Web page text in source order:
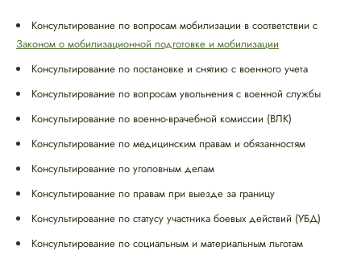
Консультирование по вопросам мобилизации в соответствии с
Законом о мобилизационной подготовке и мобилизации
Консультирование по постановке и снятию с военного учета
Консультирование по вопросам увольнения с военной службы
Консультирование по военно-врачебной комиссии (ВЛК)
Консультирование по медицинским правам и обязанностям
Консультирование по уголовным делам
Консультирование по правам при выезде за границу
Консультирование по статусу участника боевых действий (УБД)
Консультирование по социальным и материальным льготам